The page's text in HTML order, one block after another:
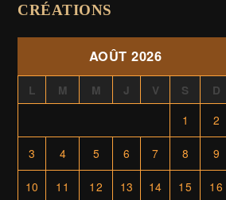
CRÉATIONS
AOÛT 2026
L M M J V S D
1 2
3 4 5 6 7 8 9
10 11 12 13 14 15 16